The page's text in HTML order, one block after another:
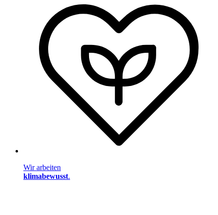
Wir arbeiten
klimabewusst.